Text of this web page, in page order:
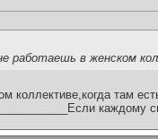
работаешь в женском
коллективе,когда там
каждому